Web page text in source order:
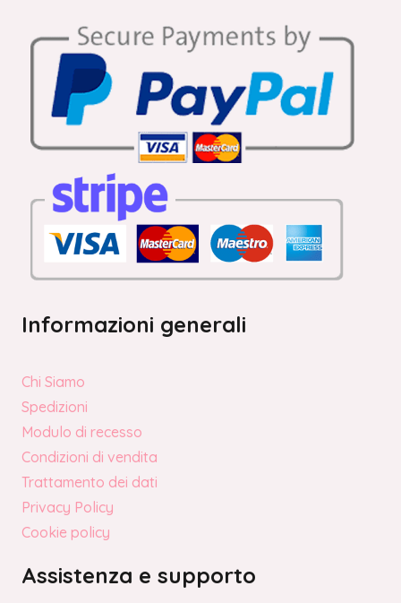
Informazioni generali
Chi Siamo
Spedizioni
Modulo di recesso
Condizioni di vendita
Trattamento dei dati
Privacy Policy
Cookie policy
Assistenza e supporto